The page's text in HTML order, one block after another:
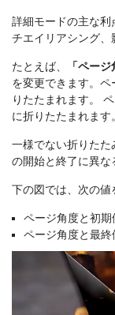
詳細モードの主な
チエイリアシング、
たとえば、 「ページ
を変更できます。
りたたまれます。
に折りたたまれます。
一様でない折りた
の開始と終了に異な
下の図では、次の値
ページ角度と初期
ページ角度と最終